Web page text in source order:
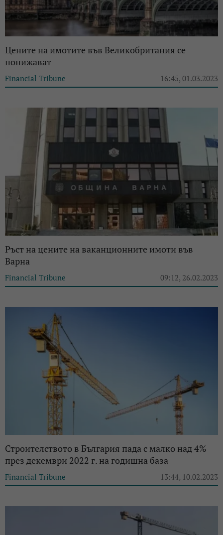
Цените на имотите във Великобритания се
понижават
Financial Tribune 16:45, 01.03.2023
Ръст на цените на ваканционните имоти във
Варна
Financial Tribune 09:12, 26.02.2023
Строителството в България пада с малко над 4%
през декември 2022 г. на годишна база
Financial Tribune 13:44, 10.02.2023